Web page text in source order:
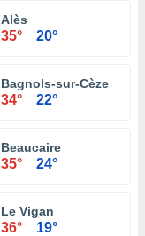
Alès
35° 20°
Bagnols-sur-Cèze
34° 22°
Beaucaire
35° 24°
Le Vigan
36° 19°